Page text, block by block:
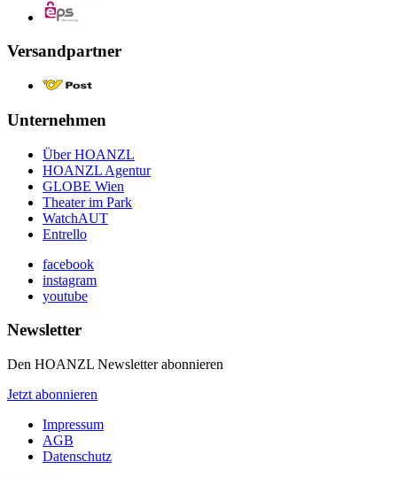
Versandpartner
Unternehmen
Über HOANZL
HOANZL Agentur
GLOBE Wien
Theater im Park
WatchAUT
Entrello
facebook
instagram
youtube
Newsletter
Den HOANZL Newsletter abonnieren
Jetzt abonnieren
Impressum
AGB
Datenschutz